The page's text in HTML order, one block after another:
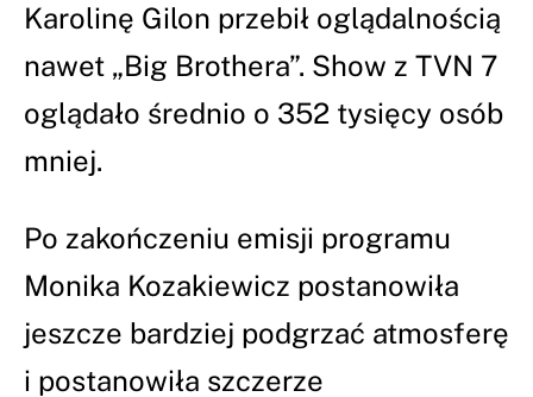
Karolinę Gilon przebił oglądalnością
nawet „Big Brothera”. Show z TVN 7
oglądało średnio o 352 tysięcy osób
mniej.
Po zakończeniu emisji programu
Monika Kozakiewicz postanowiła
jeszcze bardziej podgrzać atmosferę
i postanowiła szczerze